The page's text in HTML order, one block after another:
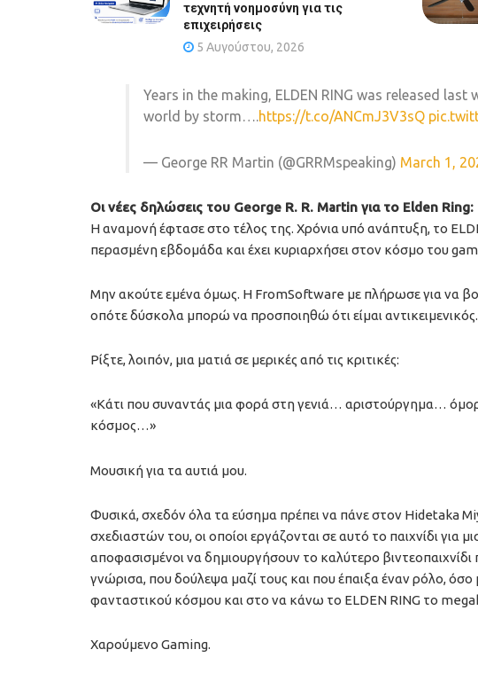
τεχνητή νοημοσύνη για τις
επιχειρήσεις
5 Αυγούστου, 2026
Years in the making, ELDEN RING was released
world by storm….https://t.co/ANCmJ3V3sQ
— George RR Martin (@GRRMspeaking) March 1,
Οι νέες δηλώσεις του George R. R. Martin για το Elden Ring:
Η αναμονή έφτασε στο τέλος της. Χρόνια υπό ανάπτυξη, το
περασμένη εβδομάδα και έχει κυριαρχήσει στον κόσμο του
Μην ακούτε εμένα όμως. Η FromSoftware με πλήρωσε για να
οπότε δύσκολα μπορώ να προσποιηθώ ότι είμαι αντικειμενικός.
Ρίξτε, λοιπόν, μια ματιά σε μερικές από τις κριτικές:
«Κάτι που συναντάς μια φορά στη γενιά… αριστούργημα…
κόσμος…»
Μουσική για τα αυτιά μου.
Φυσικά, σχεδόν όλα τα εύσημα πρέπει να πάνε στον Hidetaka
σχεδιαστών του, οι οποίοι εργάζονται σε αυτό το παιχνίδι για
αποφασισμένοι να δημιουργήσουν το καλύτερο βιντεοπαιχνίδι
γνώρισα, που δούλεψα μαζί τους και που έπαιξα έναν ρόλο,
φανταστικού κόσμου και στο να κάνω το ELDEN RING το
Χαρούμενο Gaming.